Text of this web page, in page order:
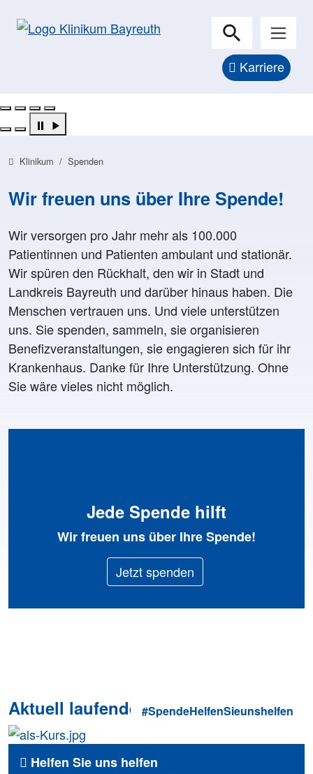
Karriere
Pflegekraft in weißer Arbeitskleidung zeigt direkt auf
Vor grünem Hintergrund steht eine lächelnde Person
Eine lächelnde Pflegekraft in hellblauer OP-Kleidung
Lächelnde Pflegekraft in blauer Arbeitskleidung öffnet
Previous
Next
Klinikum Spenden
Wir freuen uns über Ihre Spende!
Wir versorgen pro Jahr mehr als 100.000
Patientinnen und Patienten ambulant und stationär.
Wir spüren den Rückhalt, den wir in Stadt und
Landkreis Bayreuth und darüber hinaus haben. Die
Menschen vertrauen uns. Und viele unterstützen
uns. Sie spenden, sammeln, sie organisieren
Benefizveranstaltungen, sie engagieren sich für ihr
Krankenhaus. Danke für Ihre Unterstützung. Ohne
Sie wäre vieles nicht möglich.
Jede Spende hilft
Wir freuen uns über Ihre Spende!
Jetzt spenden
Aktuell laufende Spendenprojekte
#SpendeHelfenSieunshelfen
Helfen Sie uns helfen